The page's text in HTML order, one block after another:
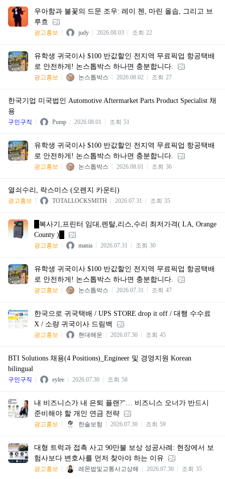
우아함과 불꽃의 드문 조우: 레이 첸, 마린 올솝, 그리고 브
루흐
광고홍보 judy 2026.08.03 조회 22
유학생 귀국이사 $100 반값할인 전지역 무료픽업 항공택배
로 안전하게! 논스톱박스 하나면 충분합니다.
광고홍보 논스톱박스 2026.08.02 조회 27
한국기업 미국법인 Automotive Aftermarket Parts Product Specialist 채
용
구인구직 Pump 2026.08.01 조회 51
유학생 귀국이사 $100 반값할인 전지역 무료픽업 항공택배
로 안전하게! 논스톱박스 하나면 충분합니다.
광고홍보 논스톱박스 2026.08.01 조회 36
열쇠수리, 락스미스 (오렌지 카운티)
광고홍보 TOTALLOCKSMITH 2026.07.31 조회 35
█복사기,프린터 임대,렌탈,리스,수리 최저가격( LA, Orange
County )█
광고홍보 mania 2026.07.31 조회 30
유학생 귀국이사 $100 반값할인 전지역 무료픽업 항공택배
로 안전하게! 논스톱박스 하나면 충분합니다.
광고홍보 논스톱박스 2026.07.31 조회 47
한국으로 귀국택배 / UPS STORE drop it off / 대행 수수료
X / 소량 귀국이사 드림백
광고홍보 현대해운 2026.07.30 조회 45
BTI Solutions 채용(4 Positions)_Engineer 및 경영지원 Korean
bilingual
구인구직 eylee 2026.07.30 조회 58
내 비즈니스가 내 은퇴 플랜?"… 비즈니스 오너가 반드시
준비해야 할 개인 연금 전략
광고홍보 한솔보험 2026.07.30 조회 59
대형 트럭과 접촉 사고 90만불 보상 성공사례: 현장에서 보
험사보다 변호사를 먼저 찾아야 하는 이유
광고홍보 레몬법및교통사고상해 2026.07.30 조회 35